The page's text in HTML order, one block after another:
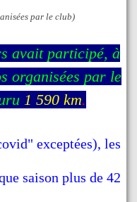
par le club)
avait participé, à
organisées par le
1 590 km.
exceptées), les
saison plus de 42